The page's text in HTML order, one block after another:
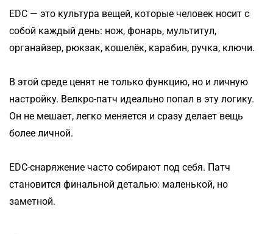
EDC — это культура вещей, которые человек носит с
собой каждый день: нож, фонарь, мультитул,
органайзер, рюкзак, кошелёк, карабин, ручка, ключи.
В этой среде ценят не только функцию, но и личную
настройку. Велкро-патч идеально попал в эту логику.
Он не мешает, легко меняется и сразу делает вещь
более личной.
EDC-снаряжение часто собирают под себя. Патч
становится финальной деталью: маленькой, но
заметной.